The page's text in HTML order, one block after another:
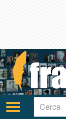
Attiva/disattiva
navigazione